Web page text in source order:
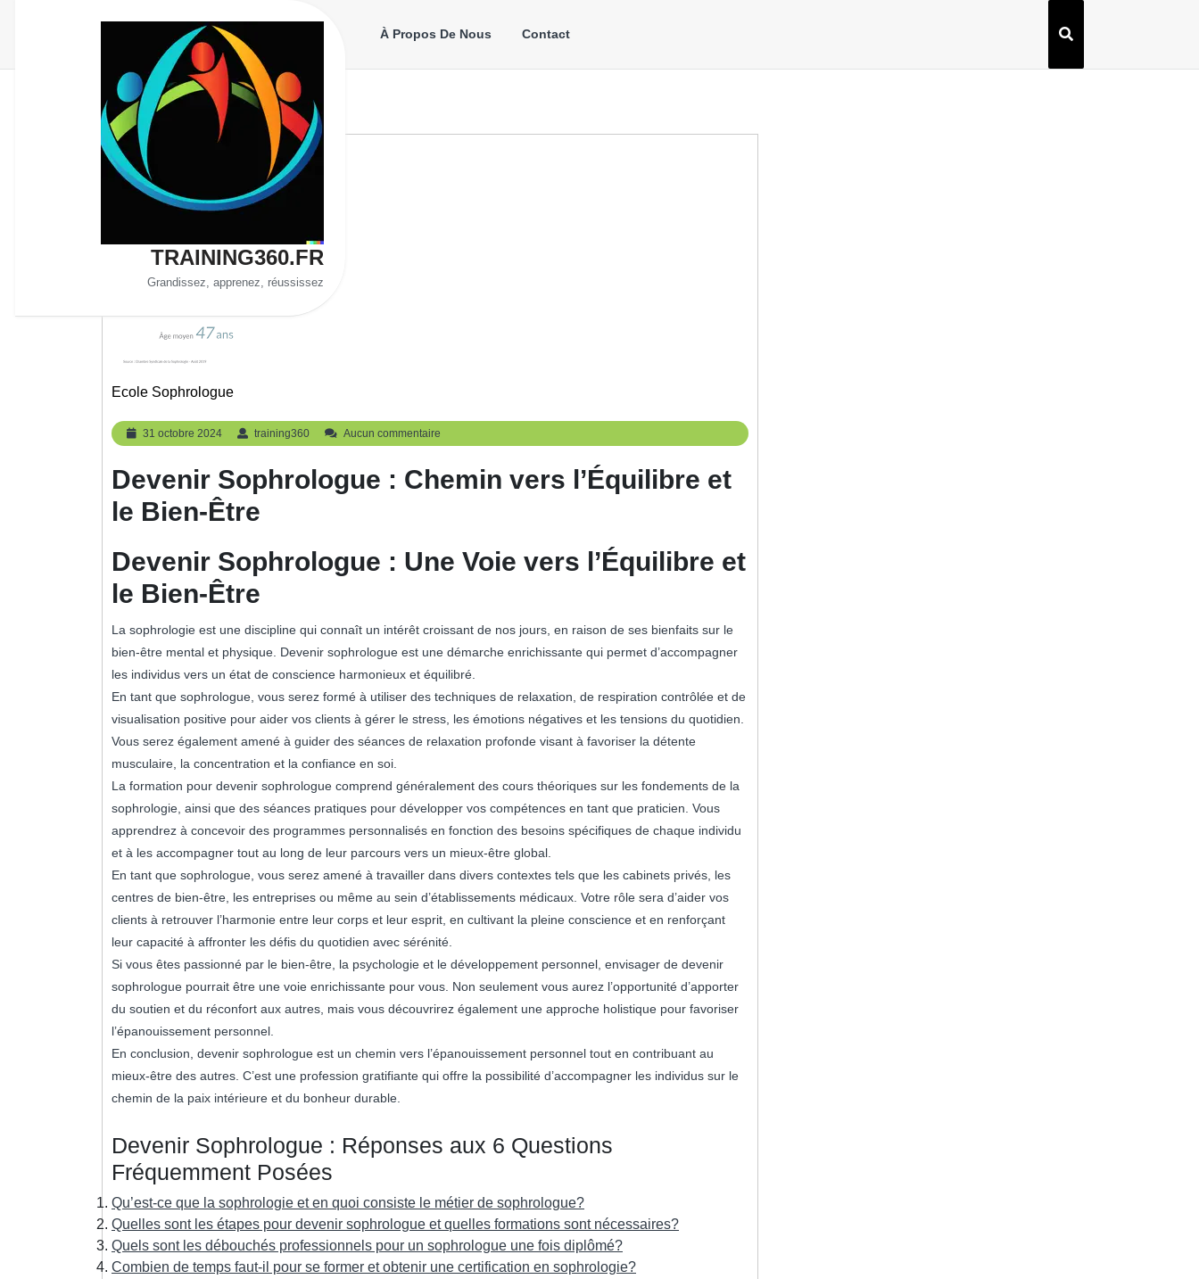
TRAINING360.FR
Grandissez, apprenez, réussissez
À Propos De Nous Contact
Ecole Sophrologue
31 octobre 2024
31
octobre
training360 training360
Aucun commentaire
Devenir Sophrologue : Chemin vers l’Équilibre et
le Bien-Être
Devenir Sophrologue : Une Voie vers l’Équilibre et
le Bien-Être
La sophrologie est une discipline qui connaît un intérêt croissant de nos jours, en raison de ses bienfaits sur le
bien-être mental et physique. Devenir sophrologue est une démarche enrichissante qui permet d’accompagner
les individus vers un état de conscience harmonieux et équilibré.
En tant que sophrologue, vous serez formé à utiliser des techniques de relaxation, de respiration contrôlée et de
visualisation positive pour aider vos clients à gérer le stress, les émotions négatives et les tensions du quotidien.
Vous serez également amené à guider des séances de relaxation profonde visant à favoriser la détente
musculaire, la concentration et la confiance en soi.
La formation pour devenir sophrologue comprend généralement des cours théoriques sur les fondements de la
sophrologie, ainsi que des séances pratiques pour développer vos compétences en tant que praticien. Vous
apprendrez à concevoir des programmes personnalisés en fonction des besoins spécifiques de chaque individu
et à les accompagner tout au long de leur parcours vers un mieux-être global.
En tant que sophrologue, vous serez amené à travailler dans divers contextes tels que les cabinets privés, les
centres de bien-être, les entreprises ou même au sein d’établissements médicaux. Votre rôle sera d’aider vos
clients à retrouver l’harmonie entre leur corps et leur esprit, en cultivant la pleine conscience et en renforçant
leur capacité à affronter les défis du quotidien avec sérénité.
Si vous êtes passionné par le bien-être, la psychologie et le développement personnel, envisager de devenir
sophrologue pourrait être une voie enrichissante pour vous. Non seulement vous aurez l’opportunité d’apporter
du soutien et du réconfort aux autres, mais vous découvrirez également une approche holistique pour favoriser
l’épanouissement personnel.
En conclusion, devenir sophrologue est un chemin vers l’épanouissement personnel tout en contribuant au
mieux-être des autres. C’est une profession gratifiante qui offre la possibilité d’accompagner les individus sur le
chemin de la paix intérieure et du bonheur durable.
Devenir Sophrologue : Réponses aux 6 Questions
Fréquemment Posées
Qu’est-ce que la sophrologie et en quoi consiste le métier de sophrologue?
Quelles sont les étapes pour devenir sophrologue et quelles formations sont nécessaires?
Quels sont les débouchés professionnels pour un sophrologue une fois diplômé?
Combien de temps faut-il pour se former et obtenir une certification en sophrologie?